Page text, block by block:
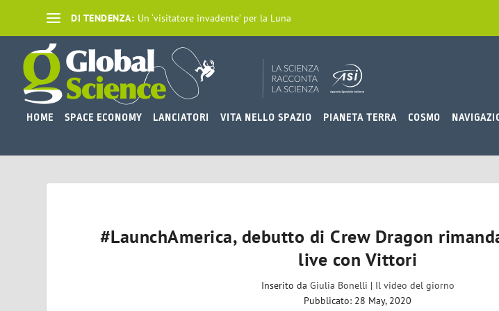
DI TENDENZA: Un ‘visitatore invadente’ per la Luna
HOME SPACE ECONOMY LANCIATORI VITA NELLO SPAZIO PIANETA TERRA COSMO
#LaunchAmerica, debutto di Crew Dragon
live con Vittori
Inserito da Giulia Bonelli | Il video del giorno
Pubblicato: 28 May, 2020